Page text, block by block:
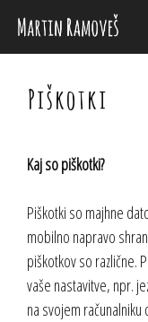
Skip
Piškotki
Kaj so piškotki?
Piškotki so majhne
mobilno napravo
piškotkov so različne.
vaše nastavitve, npr.
na svojem